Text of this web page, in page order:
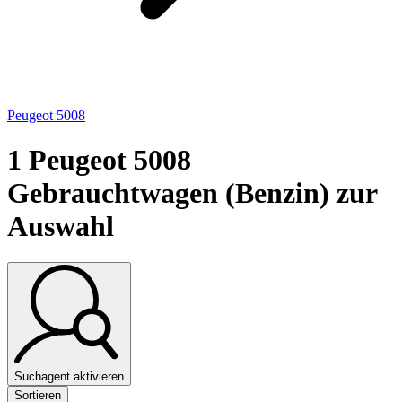
Peugeot 5008
1 Peugeot 5008
Gebrauchtwagen (Benzin) zur
Auswahl
Suchagent aktivieren
Sortieren